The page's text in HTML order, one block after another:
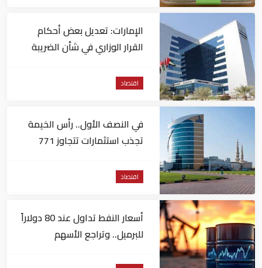
الإمارات: تعديل بعض أحكام
القرار الوزاري في شأن الضريبة
اقتصاد
في النصف الأول.. رأس الخيمة
تجذب استثمارات تتجاوز 771
اقتصاد
أسعار النفط تداول عند 80 دولاراً
للبرميل.. وتراجع الأسهم